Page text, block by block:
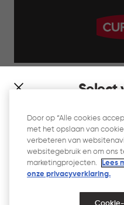
Select
which store
Website Gebruiksvoorwaarden
Privacyverklaring
Cookiebeleid
Door op “Alle cookies
met het opslaan van
verbeteren van
websitegebruik en om ons
marketingprojecten.
Lees
onze privacyverklaring.​